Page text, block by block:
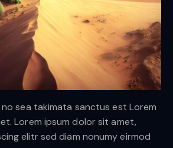
sea takimata sanctus est Lorem
Lorem ipsum dolor sit amet,
elitr sed diam nonumy eirmod